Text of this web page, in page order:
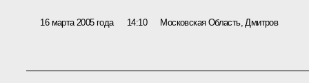
16 марта 2005 года 14:10 Московская Область, Дмитров